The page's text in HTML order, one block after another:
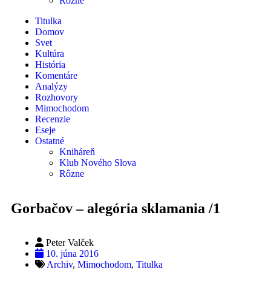
Titulka
Domov
Svet
Kultúra
História
Komentáre
Analýzy
Rozhovory
Mimochodom
Recenzie
Eseje
Ostatné
Kniháreň
Klub Nového Slova
Rôzne
Gorbačov – alegória sklamania /1
Peter Valček
10. júna 2016
Archiv, Mimochodom, Titulka